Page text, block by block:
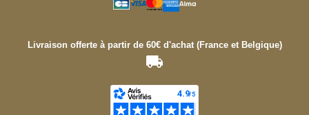
Livraison offerte à partir de 60€ d'achat (France et Belgique)